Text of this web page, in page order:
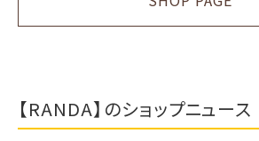
【RANDA】のショップニュース